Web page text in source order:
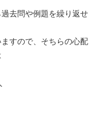
去問や例題を繰り返せ
すので、そちらの心配